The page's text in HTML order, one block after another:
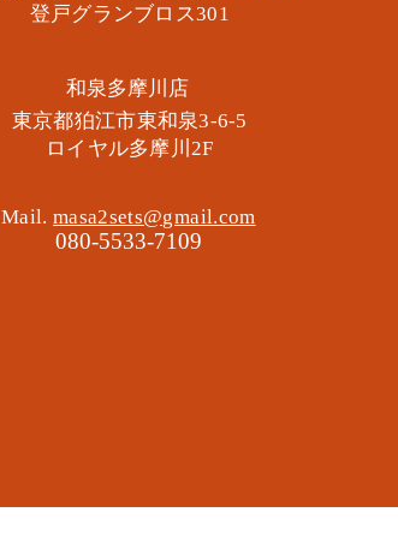
​登戸グランブロス301
​和泉多摩川店
東京都狛江市東和泉3-6-5
​ロイヤル多摩川2F
Mail.masa2sets@gmail.com
080-5533-7109